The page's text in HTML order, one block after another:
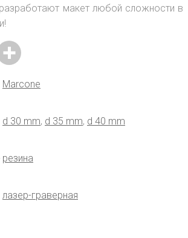
макет любой сложности в
Marcone
d 30 mm, d 35 mm, d 40 mm
резина
лазер-граверная